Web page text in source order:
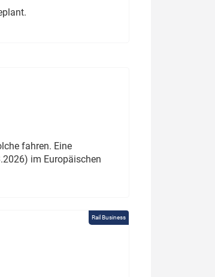
fahren. Eine
im Europäischen
Rail Business